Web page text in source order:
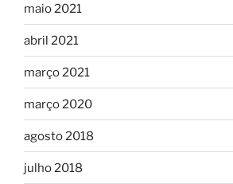
maio 2021
abril 2021
março 2021
março 2020
agosto 2018
julho 2018